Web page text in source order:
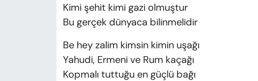
Kimi şehit kimi gazi olmuştur
Bu gerçek dünyaca bilinmelidir
Be hey zalim kimsin kimin uşağı
Yahudi, Ermeni ve Rum kaçağı
Kopmalı tuttuğu en güçlü bağı